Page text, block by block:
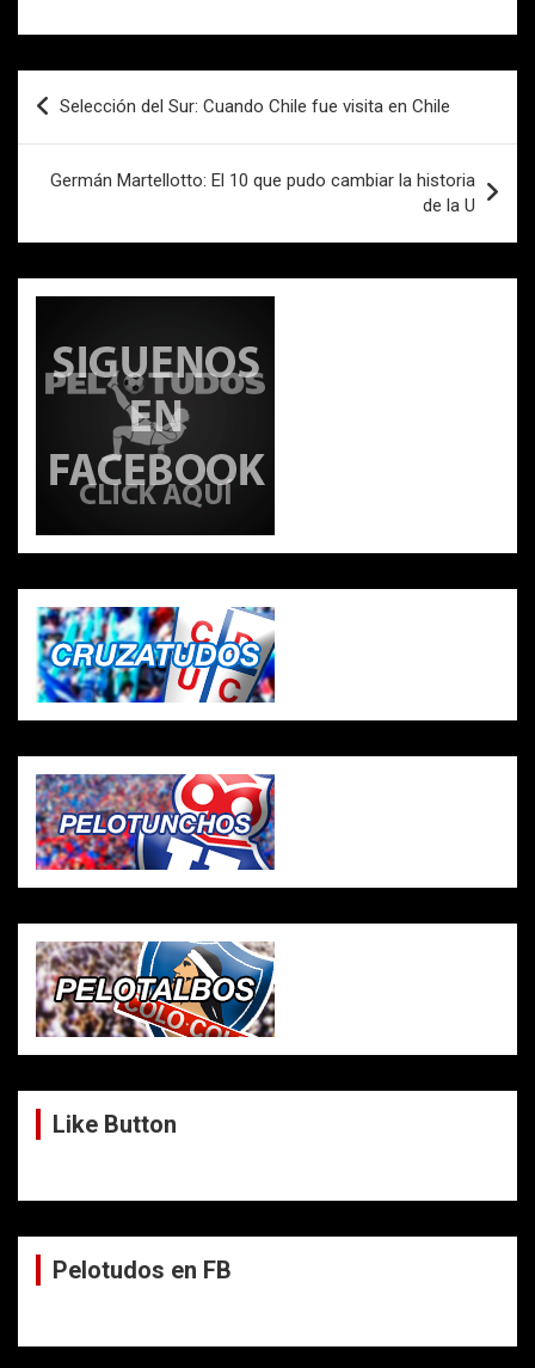
ce
b
o
o
k
tt
er
ail at
A
p
p
m
p
ar
Navegación
de
entradas
Selección del Sur: Cuando Chile fue visita en Chile
Germán Martellotto: El 10 que pudo cambiar la historia
de la U
Like Button
Pelotudos en FB